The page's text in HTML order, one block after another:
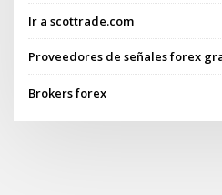
Ir a scottrade.com
Proveedores de señales forex
Brokers forex